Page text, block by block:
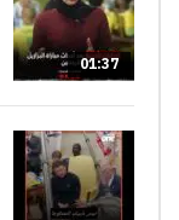
01:37